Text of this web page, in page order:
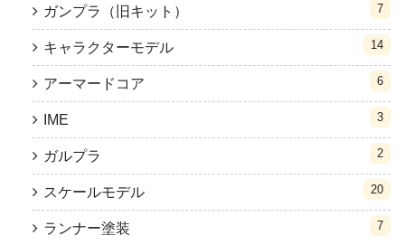
ガンプラ（旧キット） 7
キャラクターモデル 14
アーマードコア 6
IME 3
ガルプラ 2
スケールモデル 20
ランナー塗装 7